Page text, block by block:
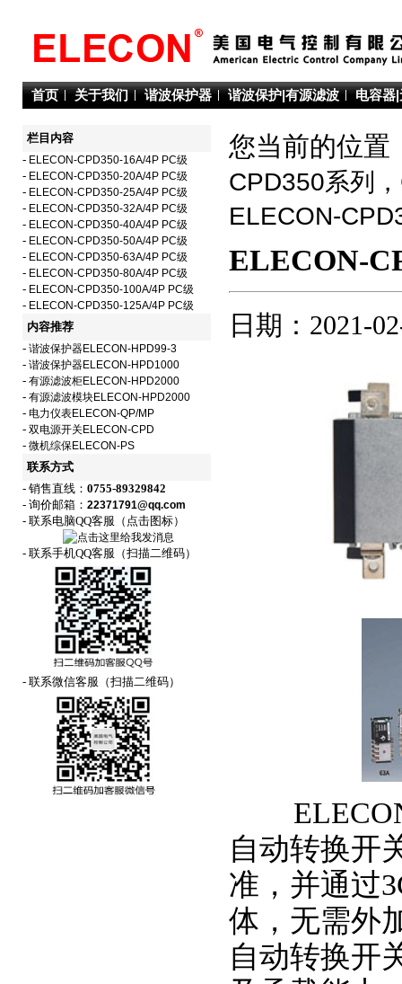
首页 关于我们 谐波保护器 谐波保护|有源滤波 电容器
栏目内容
- ELECON-CPD350-16A/4P PC级
- ELECON-CPD350-20A/4P PC级
- ELECON-CPD350-25A/4P PC级
- ELECON-CPD350-32A/4P PC级
- ELECON-CPD350-40A/4P PC级
- ELECON-CPD350-50A/4P PC级
- ELECON-CPD350-63A/4P PC级
- ELECON-CPD350-80A/4P PC级
- ELECON-CPD350-100A/4P PC级
- ELECON-CPD350-125A/4P PC级
内容推荐
- 谐波保护器ELECON-HPD99-3
- 谐波保护器ELECON-HPD1000
- 有源滤波柜ELECON-HPD2000
- 有源滤波模块ELECON-HPD2000
- 电力仪表ELECON-QP/MP
- 双电源开关ELECON-CPD
- 微机综保ELECON-PS
联系方式
- 销售直线： 0755-89329842
- 询价邮箱： 22371791@qq.com
- 联系电脑QQ客服（点击图标）
- 联系手机QQ客服（扫描二维码）
- 联系微信客服（扫描二维码）
您当前的位
CPD350系列
ELECON-
ELECON-
日期：2021-
ELECON-
自动转换开
准，并通过
体，无需外
自动转换开